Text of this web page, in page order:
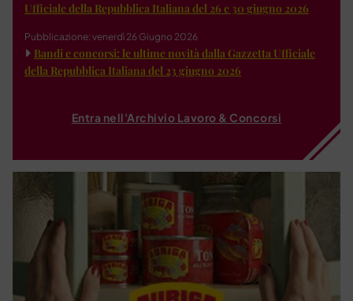
Ufficiale della Repubblica Italiana del 26 e 30 giugno 2026
Pubblicazione: venerdì 26 Giugno 2026
Bandi e concorsi: le ultime novità dalla Gazzetta Ufficiale
della Repubblica Italiana del 23 giugno 2026
Entra nell'Archivio Lavoro & Concorsi